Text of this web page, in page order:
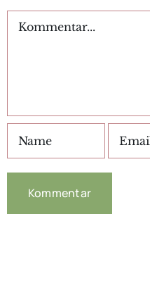
Kommentar